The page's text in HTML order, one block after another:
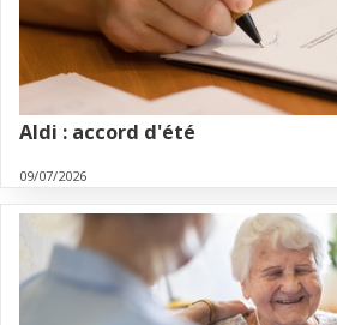
Aldi : accord d'été
09/07/2026